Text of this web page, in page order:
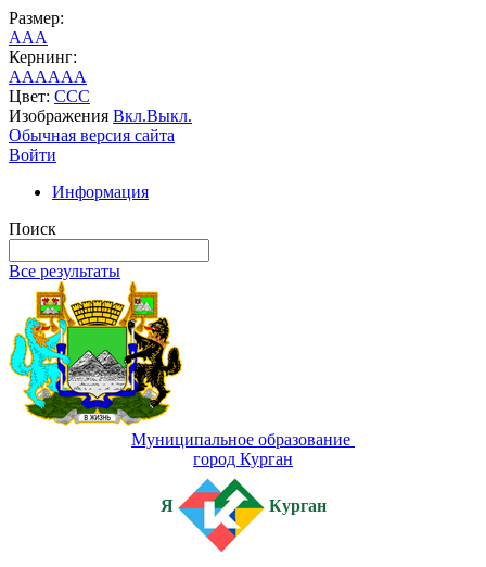
Размер:
AAA
Кернинг:
AAAAAA
Цвет: CCC
Изображения Вкл.Выкл.
Обычная версия сайта
Войти
Информация
Поиск
Все результаты
Муниципальное образование
город Курган
Я Курган